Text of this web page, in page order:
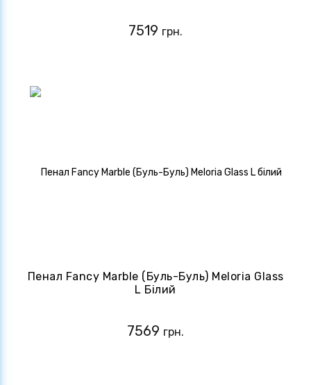
7519 грн.
Пенал Fancy Marble (Буль-Буль) Meloria Glass
L Білий
7569 грн.